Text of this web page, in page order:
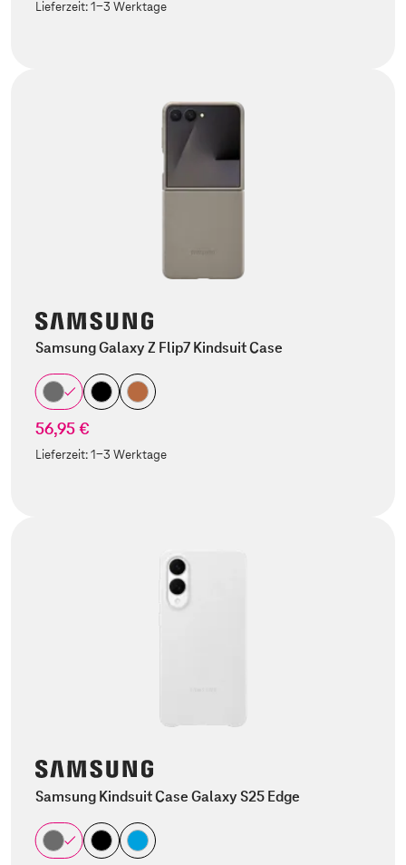
Lieferzeit:1-3 Werktage
Samsung Galaxy Z Flip7 Kindsuit Case
56,95 €
Lieferzeit:1-3 Werktage
Samsung Kindsuit Case Galaxy S25 Edge